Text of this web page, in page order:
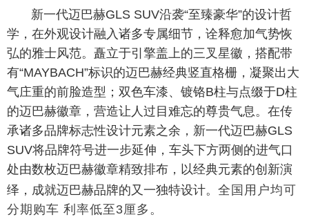
新一代迈巴赫GLS SUV沿袭“至臻豪华”的设计哲
学，在外观设计融入诸多专属细节，诠释愈加气势恢
弘的雅士风范。矗立于引擎盖上的三叉星徽，搭配带
有“MAYBACH”标识的迈巴赫经典竖直格栅，凝聚出大
气庄重的前脸造型；双色车漆、镀铬B柱与点缀于D柱
的迈巴赫徽章，营造让人过目难忘的尊贵气息。在传
承诸多品牌标志性设计元素之余，新一代迈巴赫GLS
SUV将品牌符号进一步延伸，车头下方两侧的进气口
处由数枚迈巴赫徽章精致排布，以经典元素的创新演
绎，成就迈巴赫品牌的又一独特设计。 全 国用户均可
分期购车 利率低至3厘多。